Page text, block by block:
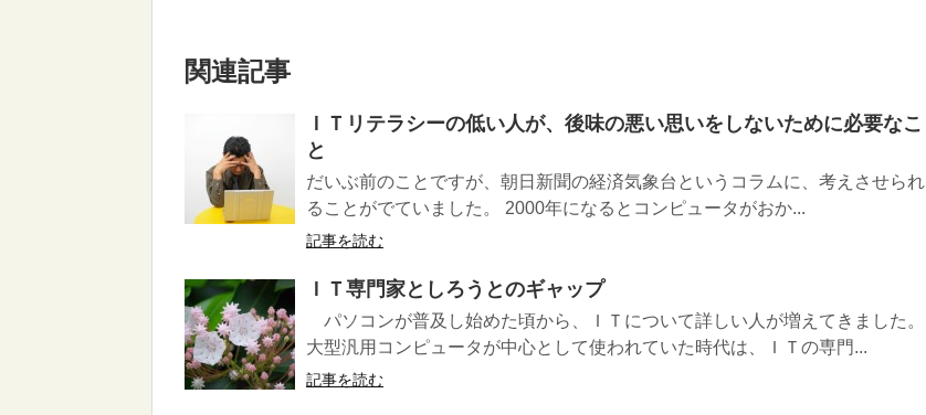
関連記事
ＩＴリテラシーの低い人が、後味の悪い思いをしないために必要なこ
と
だいぶ前のことですが、朝日新聞の経済気象台というコラムに、考えさせられ
ることがでていました。 2000年になるとコンピュータがおか...
記事を読む
ＩＴ専門家としろうとのギャップ
パソコンが普及し始めた頃から、ＩＴについて詳しい人が増えてきました。
大型汎用コンピュータが中心として使われていた時代は、ＩＴの専門...
記事を読む